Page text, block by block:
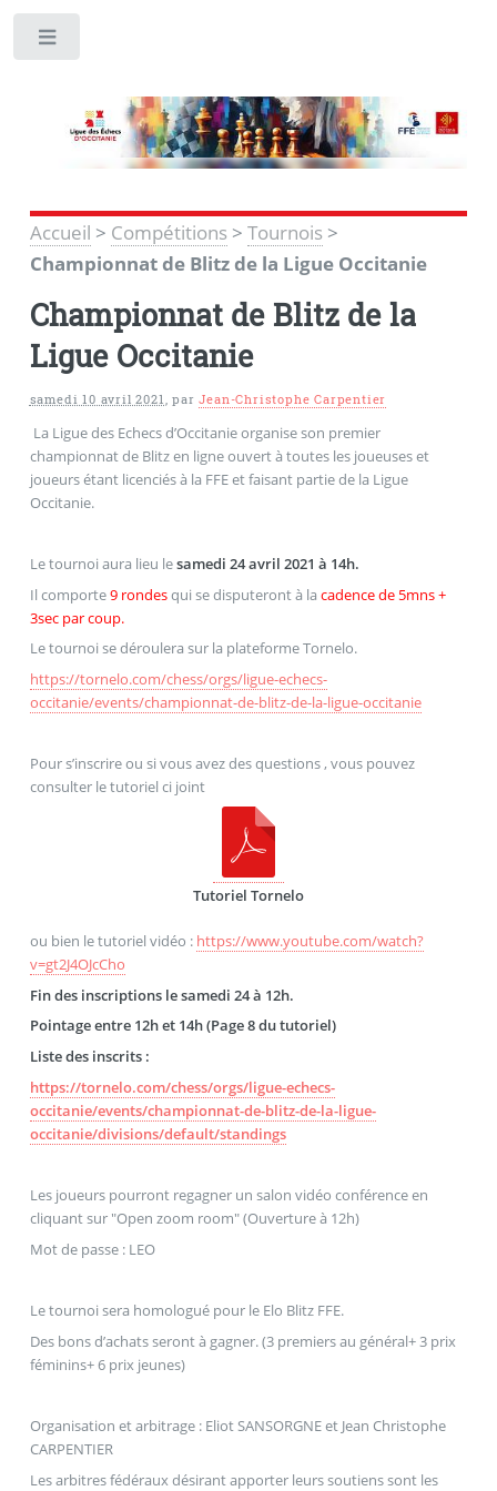
Accueil > Compétitions> Tournois>
Championnat de Blitz de la Ligue Occitanie
Championnat de Blitz de la
Ligue Occitanie
samedi 10 avril 2021,parJean-Christophe Carpentier
La Ligue des Echecs d’Occitanie organise son premier
championnat de Blitz en ligne ouvert à toutes les joueuses et
joueurs étant licenciés à la FFE et faisant partie de la Ligue
Occitanie.
Le tournoi aura lieu lesamedi 24 avril 2021 à 14h.
Il comporte9 rondesqui se disputeront à la cadence de 5mns +
3sec par coup.
Le tournoi se déroulera sur la plateforme Tornelo.
https://tornelo.com/chess/orgs/ligue-echecs-
occitanie/events/championnat-de-blitz-de-la-ligue-occitanie
Pour s’inscrire ou si vous avez des questions , vous pouvez
consulter le tutoriel ci joint
Tutoriel Tornelo
ou bien le tutoriel vidéo : https://www.youtube.com/watch?
v=gt2J4OJcCho
Fin des inscriptions le samedi 24 à 12h.
Pointage entre 12h et 14h (Page 8 du tutoriel)
Liste des inscrits :
https://tornelo.com/chess/orgs/ligue-echecs-
occitanie/events/championnat-de-blitz-de-la-ligue-
occitanie/divisions/default/standings
Les joueurs pourront regagner un salon vidéo conférence en
cliquant sur "Open zoom room" (Ouverture à 12h)
Mot de passe : LEO
Le tournoi sera homologué pour le Elo Blitz FFE.
Des bons d’achats seront à gagner. (3 premiers au général+ 3 prix
féminins+ 6 prix jeunes)
Organisation et arbitrage : Eliot SANSORGNE et Jean Christophe
CARPENTIER
Les arbitres fédéraux désirant apporter leurs soutiens sont les